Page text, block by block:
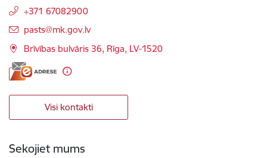
+371 67082900
E-pasts:
pasts@mk.gov.lv
Brīvības bulvāris 36, Rīga, LV-1520
Visi kontakti
Sekojiet mums